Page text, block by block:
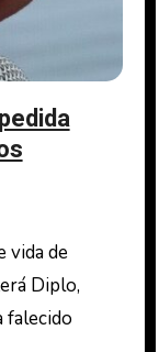
Diplo,
falecido